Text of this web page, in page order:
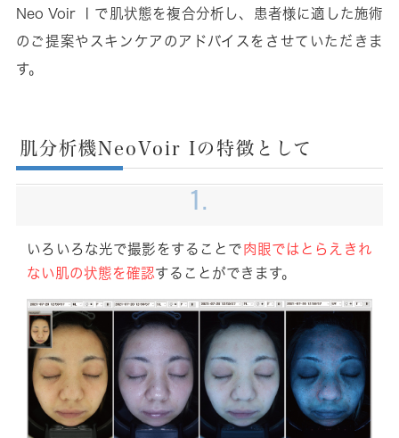
Neo Voir Ⅰで肌状態を複合分析し、患者様に適した施術
のご提案やスキンケアのアドバイスをさせていただきま
す。
肌分析機NeoVoir Iの特徴として
1.
いろいろな光で撮影をすることで肉眼ではとらえきれ
ない肌の状態を確認することができます。